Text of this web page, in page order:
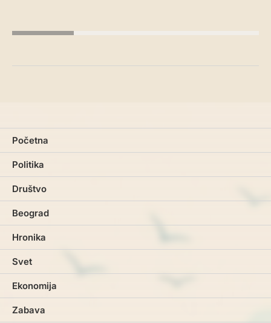
Početna
Politika
Društvo
Beograd
Hronika
Svet
Ekonomija
Zabava